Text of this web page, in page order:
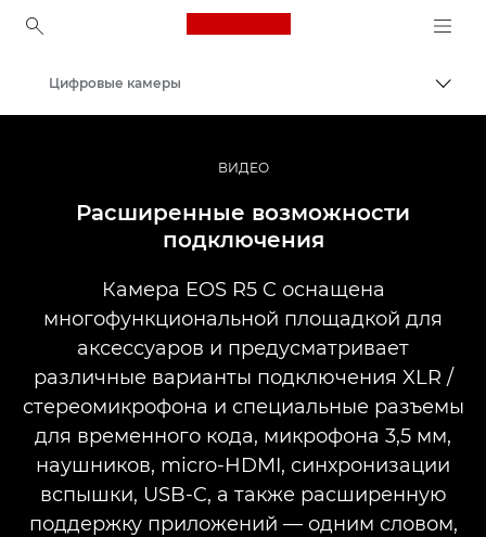
Canon Logo, back to
Цифровые камеры
ВИДЕО
Расширенные возможности
подключения
Камера EOS R5 C оснащена
многофункциональной площадкой для
аксессуаров и предусматривает
различные варианты подключения XLR /
стереомикрофона и специальные разъемы
для временного кода, микрофона 3,5 мм,
наушников, micro-HDMI, синхронизации
вспышки, USB-C, а также расширенную
поддержку приложений — одним словом,